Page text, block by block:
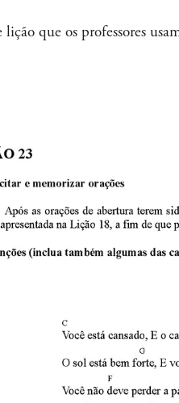
que os professores